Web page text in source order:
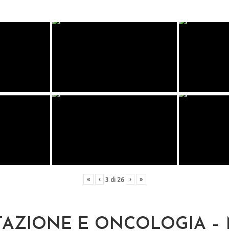
« ‹ 3 di 26 › »
E ONCOLOGIA –